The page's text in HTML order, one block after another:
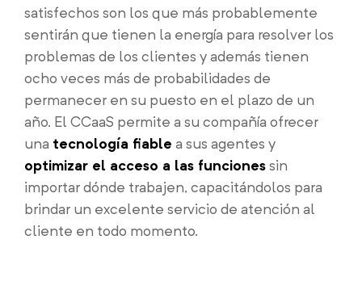
satisfechos son los que más probablemente
sentirán que tienen la energía para resolver los
problemas de los clientes y además tienen
ocho veces más de probabilidades de
permanecer en su puesto en el plazo de un
año. El CCaaS permite a su compañía ofrecer
una tecnología fiable a sus agentes y
optimizar el acceso a las funcionessin
importar dónde trabajen, capacitándolos para
brindar un excelente servicio de atención al
cliente en todo momento.